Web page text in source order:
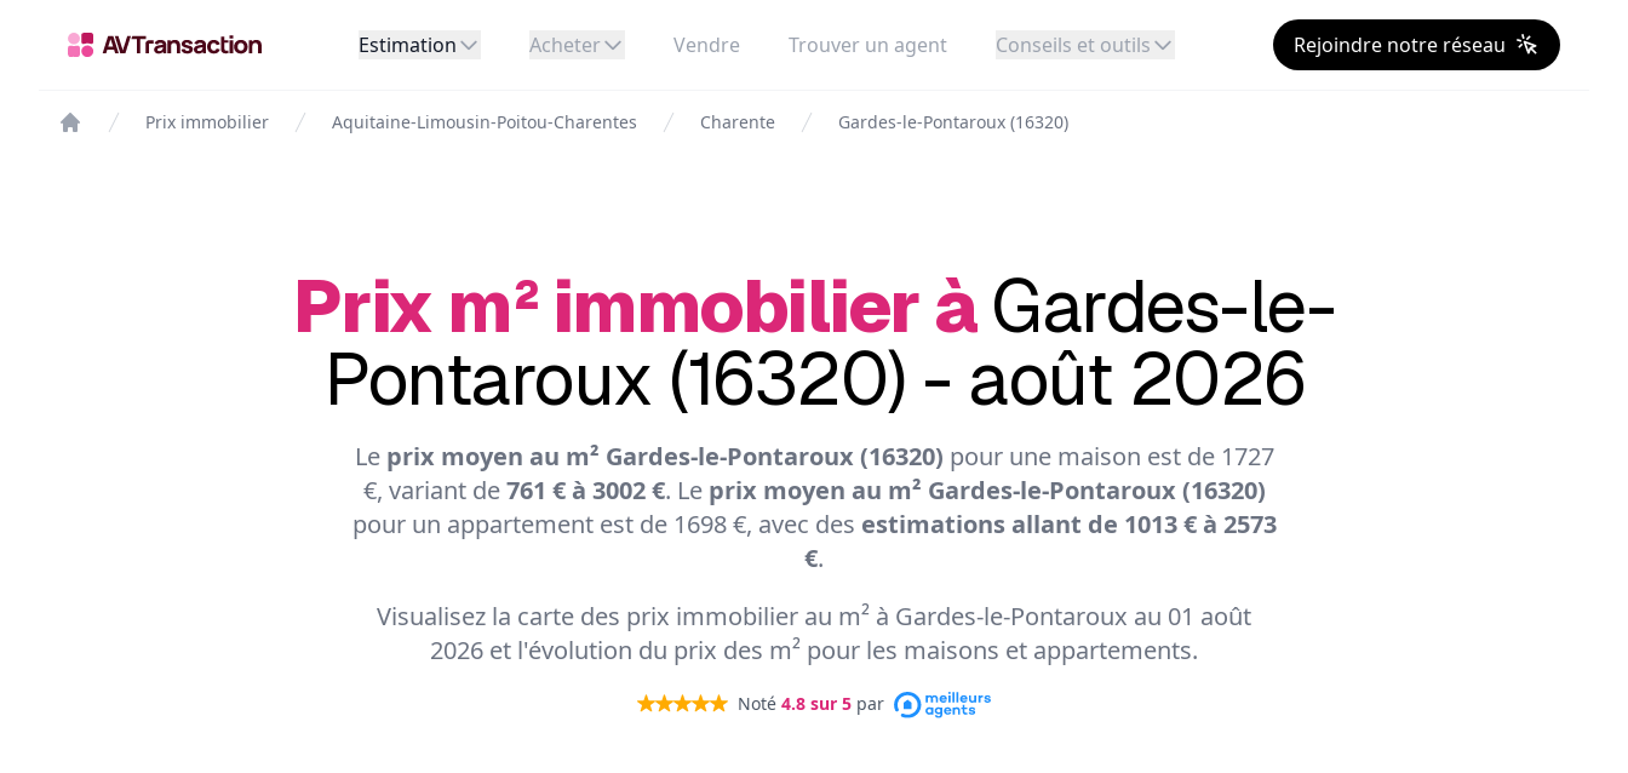
Estimation Acheter Vendre Trouver un agent Conseils et outils Rejoindre notre réseau
Prix immobilier Aquitaine-Limousin-Poitou-Charentes Charente Gardes-le-Pontaroux (16320)
Prix m² immobilier àGardes-le-
Pontaroux (16320) - août 2026
Le prix moyen au m² Gardes-le-Pontaroux (16320) pour une maison est de 1727
€, variant de761 € à 3002 €. Le prix moyen au m² Gardes-le-Pontaroux (16320)
pour un appartement est de 1698 €, avec des estimations allant de 1013 € à 2573
€.
Visualisez la carte des prix immobilier au m² à Gardes-le-Pontaroux au 01 août
2026 et l'évolution du prix des m² pour les maisons et appartements.
Noté 4.8 sur 5 par